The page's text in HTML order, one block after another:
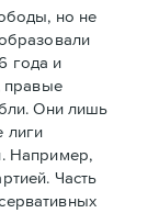
но не
года и
правые
Они лишь
лиги
Например,
Часть